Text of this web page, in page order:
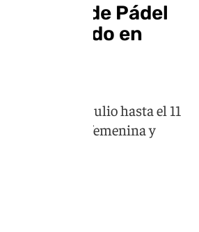
Mundial de Pádel
celebrado en
el día 7 de julio hasta el 11
masculina, femenina y